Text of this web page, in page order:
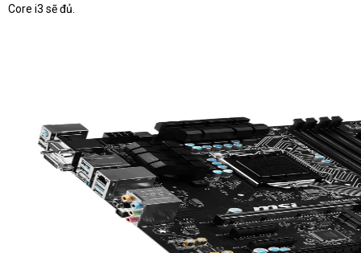
Core i3 sẽ đủ.